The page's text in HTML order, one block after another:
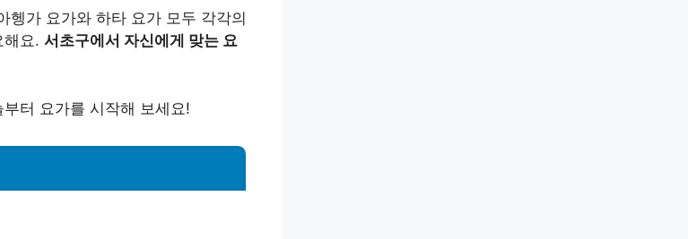
헹가 요가와 하타 요가 모두 각각의
해요. 서초구에서 자신에게 맞는 요
터 요가를 시작해 보세요!